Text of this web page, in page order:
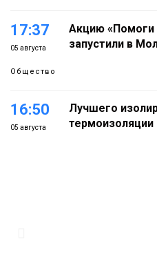
17:37
05 августа
Общество
Акцию «Помоги
запустили в
16:50
05 августа
Лучшего
термоизоляции
ремонтном